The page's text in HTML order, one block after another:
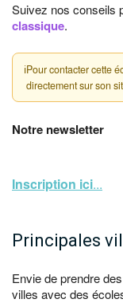
Suivez nos conseils
classique.
ℹPour contacter cette
directement sur son
Notre newsletter
Inscription ici...
Principales
Envie de prendre
villes avec des